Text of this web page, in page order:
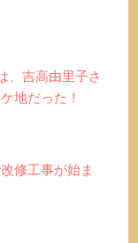
、吉高由里子さ
地だった！
修工事が始ま